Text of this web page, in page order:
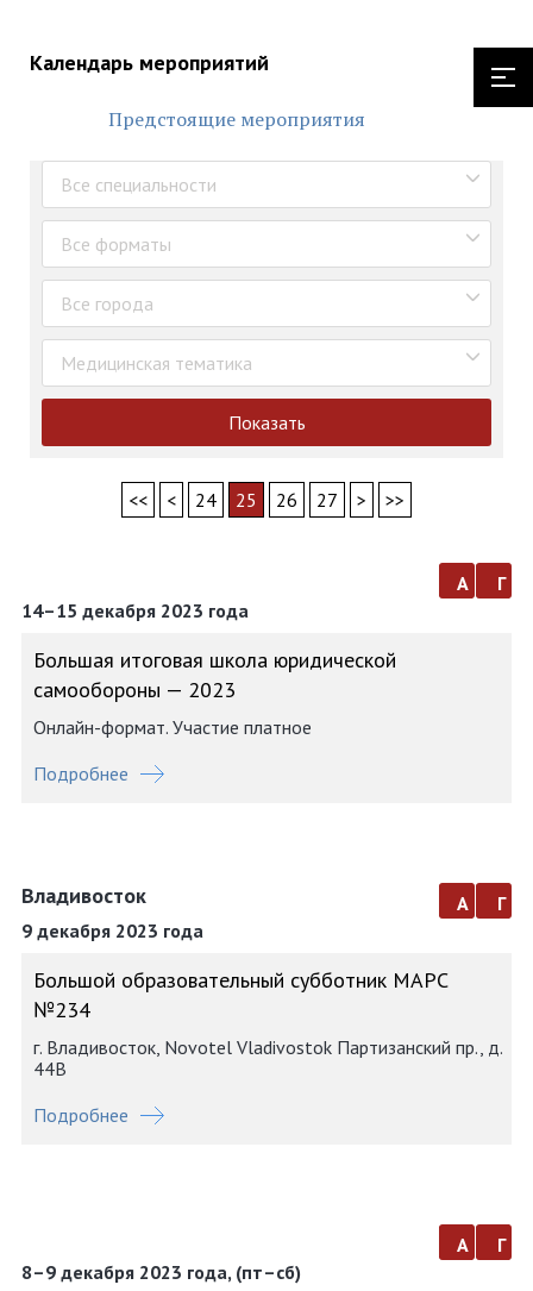
Календарь мероприятий
Предстоящие мероприятия
Все специальности
Все форматы
Все города
Медицинская тематика
Показать
<< < 24 25 26 27 > >>
14–15 декабря 2023 года
а г
Большая итоговая школа юридической
самообороны — 2023
Онлайн-формат. Участие платное
Подробнее
Владивосток
9 декабря 2023 года
а г
Большой образовательный субботник МАРС
№234
г. Владивосток, Novotel Vladivostok Партизанский пр., д.
44В
Подробнее
8–9 декабря 2023 года, (пт–сб)
а г